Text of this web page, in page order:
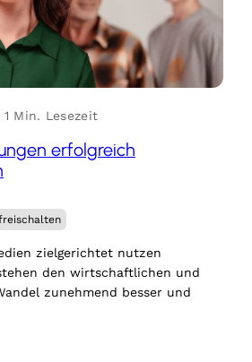
1 Min. Lesezeit
erfolgreich
zielgerichtet nutzen
den wirtschaftlichen und
zunehmend besser und